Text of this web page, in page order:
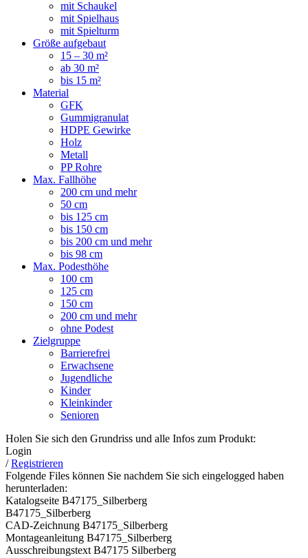
mit Schaukel
mit Spielhaus
mit Spielturm
Größe aufgebaut
15 – 30 m²
ab 30 m²
bis 15 m²
Material
GFK
Gummigranulat
HDPE Gewirke
Holz
Metall
PP Rohre
Max. Fallhöhe
200 cm und mehr
50 cm
bis 125 cm
bis 150 cm
bis 200 cm und mehr
bis 98 cm
Max. Podesthöhe
100 cm
125 cm
150 cm
200 cm und mehr
ohne Podest
Zielgruppe
Barrierefrei
Erwachsene
Jugendliche
Kinder
Kleinkinder
Senioren
Holen Sie sich den Grundriss und alle Infos zum Produkt:
Login
/Registrieren
Folgende Files können Sie nachdem Sie sich eingelogged haben
herunterladen:
Katalogseite B47175_Silberberg
B47175_Silberberg
CAD-Zeichnung B47175_Silberberg
Montageanleitung B47175_Silberberg
Ausschreibungstext B47175 Silberberg